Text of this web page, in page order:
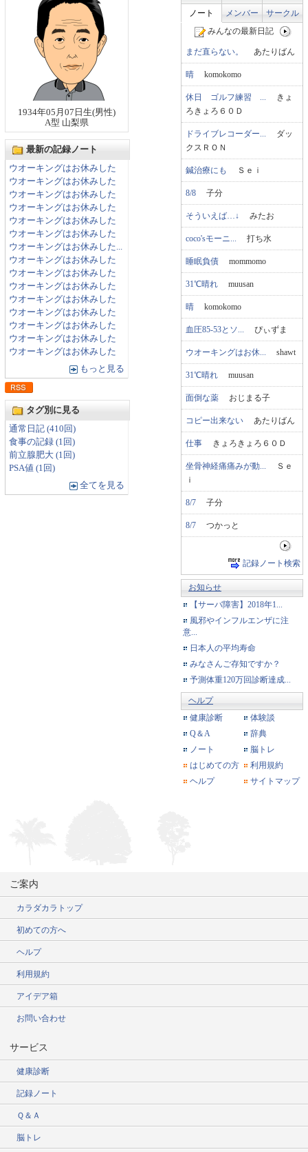
1934年05月07日生(男性)
A型 山梨県
最新の記録ノート
ウオーキングはお休みした
ウオーキングはお休みした
ウオーキングはお休みした
ウオーキングはお休みした
ウオーキングはお休みした
ウオーキングはお休みした
ウオーキングはお休みした...
ウオーキングはお休みした
ウオーキングはお休みした
ウオーキングはお休みした
ウオーキングはお休みした
ウオーキングはお休みした
ウオーキングはお休みした
ウオーキングはお休みした
ウオーキングはお休みした
もっと見る
タグ別に見る
通常日記 (410回)
食事の記録 (1回)
前立腺肥大 (1回)
PSA値 (1回)
全てを見る
ノート
メンバー
サークル
みんなの最新日記
まだ直らない。 あたりばん
晴 komokomo
休日 ゴルフ練習 ...
きょ
ろきょろ６０Ｄ
ドライブレコーダー...
ダッ
クスＲＯＮ
鍼治療にも Ｓｅｉ
8/8 子分
そういえば…↓ みたお
coco'sモーニ... 打ち水
睡眠負債 mommomo
31℃晴れ muusan
晴 komokomo
血圧85-53とソ... ぴぃずま
ウオーキングはお休... shawt
31℃晴れ muusan
面倒な薬 おじまる子
コピー出来ない あたりばん
仕事 きょろきょろ６０Ｄ
坐骨神経痛痛みが動...
Ｓｅ
ｉ
8/7 子分
8/7 つかっと
記録ノート検索
お知らせ
【サーバ障害】2018年1...
風邪やインフルエンザに注
意...
日本人の平均寿命
みなさんご存知ですか？
予測体重120万回診断達成...
ヘルプ
健康診断
体験談
Q＆A
辞典
ノート
脳トレ
はじめての方
利用規約
ヘルプ
サイトマップ
ご案内
カラダカラトップ
初めての方へ
ヘルプ
利用規約
アイデア箱
お問い合わせ
サービス
健康診断
記録ノート
Ｑ＆Ａ
脳トレ